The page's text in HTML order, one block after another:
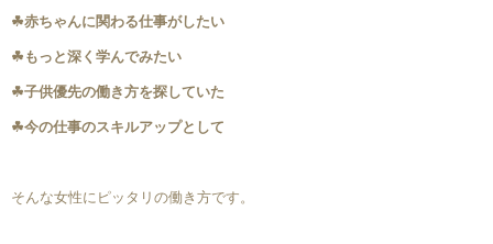
☘赤ちゃんに関わる仕事がしたい
☘もっと深く学んでみたい
☘子供優先の働き方を探していた
☘今の仕事のスキルアップとして
そんな女性にピッタリの働き方です。